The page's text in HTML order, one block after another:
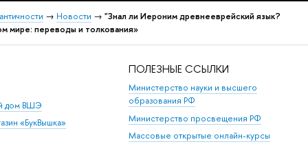
→ Новости → "Знал ли Иероним древнееврейский язык?
мире: переводы и толкования»
дом ВШЭ
«БукВышка»
ПОЛЕЗНЫЕ ССЫЛКИ
Министерство науки и высшего
образования РФ
Министерство просвещения РФ
Массовые открытые онлайн-курсы